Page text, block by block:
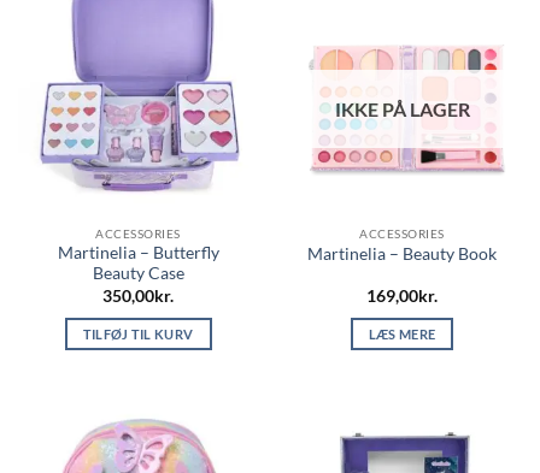
Mulighederne
kan
vælges
på
varesiden
Mulighederne
vælges
varesiden
ACCESSORIES
Martinelia – Butterfly
Beauty Case
350,00kr.
TILFØJ TIL KURV
IKKE PÅ LAGER
ACCESSORIES
Martinelia – Beauty Book
169,00kr.
LÆS MERE